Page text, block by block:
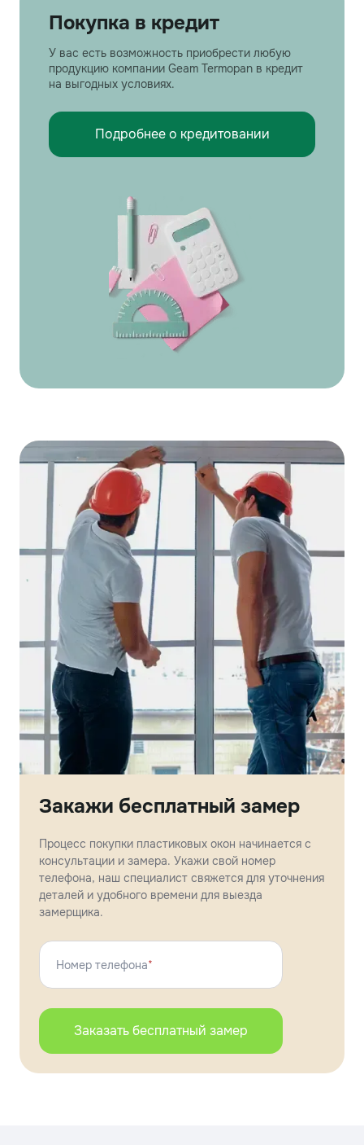
Покупка в кредит
У вас есть возможность приобрести любую
продукцию компании Geam Termopan в кредит
на выгодных условиях.
Подробнее о кредитовании
Закажи бесплатный замер
Процесс покупки пластиковых окон начинается с
консультации и замера. Укажи свой номер
телефона, наш специалист свяжется для уточнения
деталей и удобного времени для выезда
замерщика.
Номер телефона*
Заказать бесплатный замер